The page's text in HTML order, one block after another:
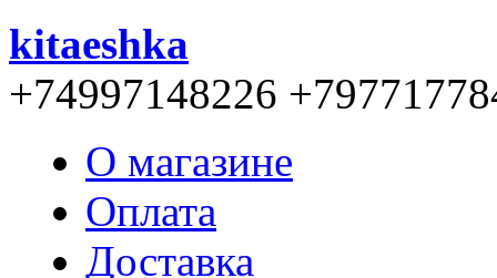
kitaeshka
+74997148226
О магазине
Оплата
Доставка